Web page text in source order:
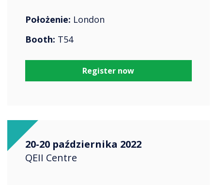
Położenie: London
Booth: T54
Register now
20-20 października 2022
QEII Centre